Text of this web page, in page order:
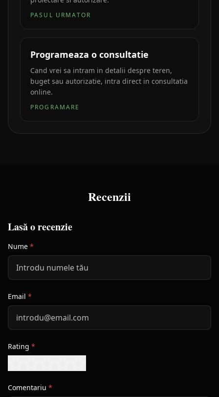
PASUL URMATOR
Programeaza o consultatie
Cand vrei sa intram in detalii despre teren,
buget sau autorizatie, intra direct in consultatia
online.
PROGRAMARE
Recenzii
Lasă o recenzie
Nume *
Email *
Rating *
Comentariu *